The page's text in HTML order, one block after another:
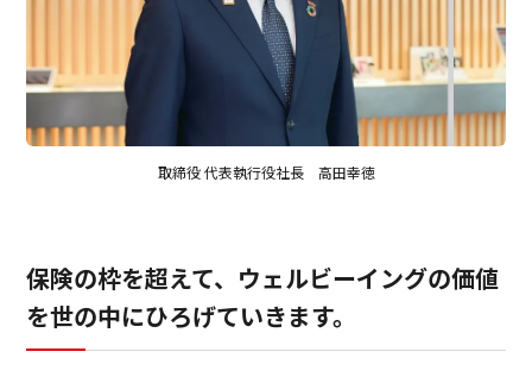
スミセイ法人クラブ
取締役 代表執行役社長 高田幸徳
保険の枠を超えて、ウェルビーイングの価値
を世の中にひろげていきます。